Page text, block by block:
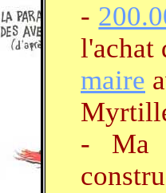
-
l'achat
maire
- Ma